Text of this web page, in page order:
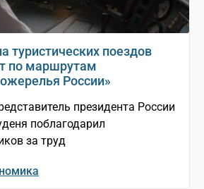
туристических поездов
по маршрутам
России»
президента России
поблагодарил
за труд